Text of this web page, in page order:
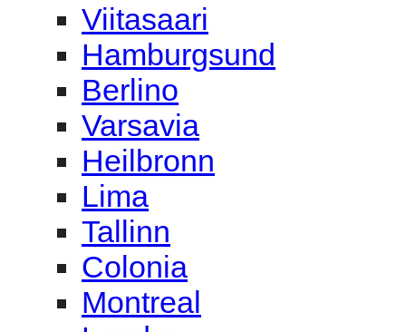
Viitasaari
Hamburgsund
Berlino
Varsavia
Heilbronn
Lima
Tallinn
Colonia
Montreal